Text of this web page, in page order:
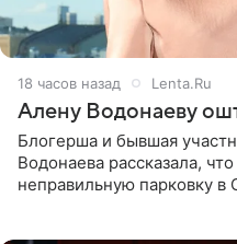
18 часов назад Lenta.Ru
Алену Водонаеву
Блогерша и бывшая
Водонаева рассказала,
неправильную парковку